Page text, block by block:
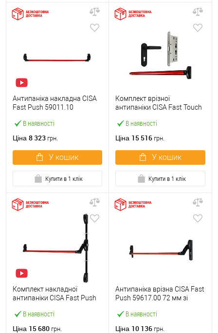
В наявності
Антипаніка накладна CISA
Fast Push 59011.10
штангою 1200 мм червона
Ціна 8 323 грн.
У кошик
Купити в 1 клік
В наявності
Комплект врізної
антипаніки CISA Fast Touch
із замком та ручкою
Ціна 15 516 грн.
У кошик
Купити в 1 клік
В наявності
Комплект накладної
антипаніки CISA Fast Push
точковий вверх-вниз
Ціна 15 680 грн.
В наявності
Антипаніка врізна CISA Fast
Push 59617.00 72 мм зі
Ціна 10 136 грн.